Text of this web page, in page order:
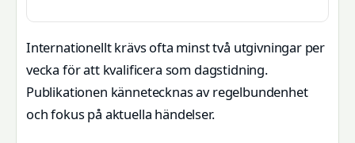
Internationellt krävs ofta minst två utgivningar per
vecka för att kvalificera som dagstidning.
Publikationen kännetecknas av regelbundenhet
och fokus på aktuella händelser.